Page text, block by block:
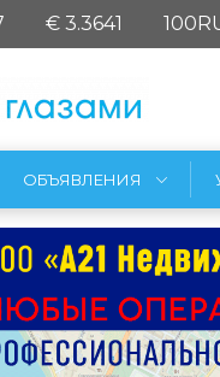
€ 3.3641
ОБЪЯВЛЕНИЯ